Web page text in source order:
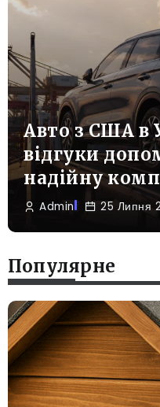
Авто з США в
відгуки
надійну
Admin 25 Липня
Популярне